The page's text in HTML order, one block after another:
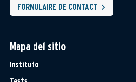
FORMULAIRE DE CONTACT
Mapa del sitio
Instituto